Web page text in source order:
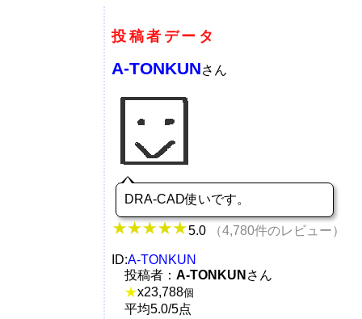
投稿者データ
A-TONKUNさん
DRA-CAD使いです。
5.0 （4,780件のレビュー）
ID:A-TONKUN
投稿者： A-TONKUN さん
★x23,788個
平均5.0/5点